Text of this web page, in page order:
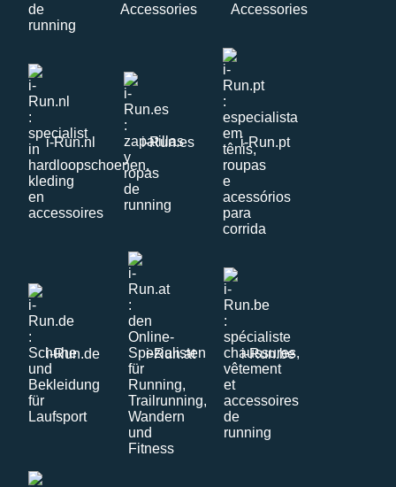
i-Run.nl i-Run.es i-Run.pt
i-Run.de i-Run.at i-Run.be